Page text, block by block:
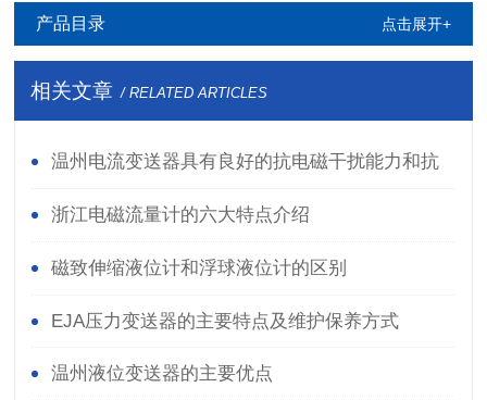
产品目录 点击展开+
相关文章 / RELATED ARTICLES
温州电流变送器具有良好的抗电磁干扰能力和抗
静电能力
浙江电磁流量计的六大特点介绍
磁致伸缩液位计和浮球液位计的区别
EJA压力变送器的主要特点及维护保养方式
温州液位变送器的主要优点